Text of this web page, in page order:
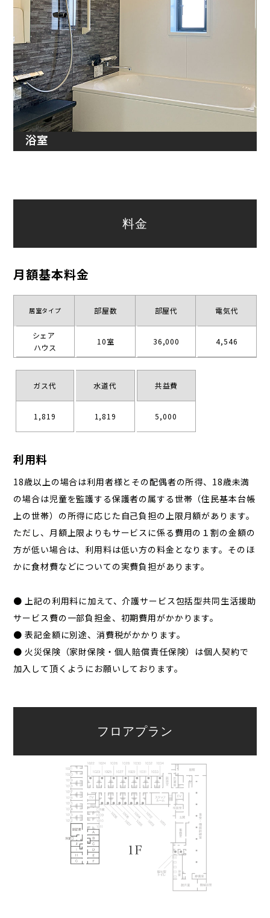
浴室
料金
月額基本料金
居室タイプ 部屋数 部屋代 電気代
シェア
ハウス
10室 36,000 4,546
ガス代 水道代 共益費
1,819 1,819 5,000
利用料
18歳以上の場合は利用者様とその配偶者の所得、18歳未満
の場合は児童を監護する保護者の属する世帯（住民基本台帳
上の世帯）の所得に応じた自己負担の上限月額があります。
ただし、月額上限よりもサービスに係る費用の１割の金額の
方が低い場合は、利用料は低い方の料金となります。そのほ
かに食材費などについての実費負担があります。
● 上記の利用料に加えて、介護サービス包括型共同生活援助
サービス費の一部負担金、初期費用がかかります。
● 表記金額に別途、消費税がかかります。
● 火災保険（家財保険・個人賠償責任保険）は個人契約で
加入して頂くようにお願いしております。
フロアプラン